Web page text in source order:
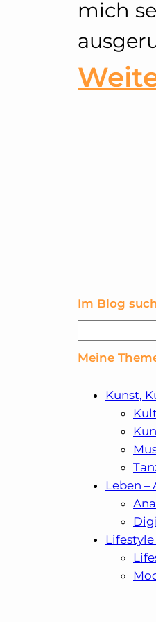
mich
Im Blog
Meine
Kunst,
Leben –